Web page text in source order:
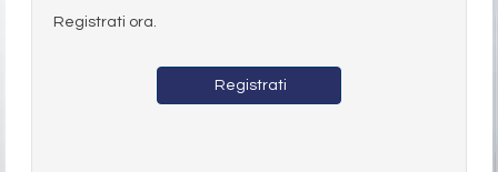
Registrati ora.
Registrati